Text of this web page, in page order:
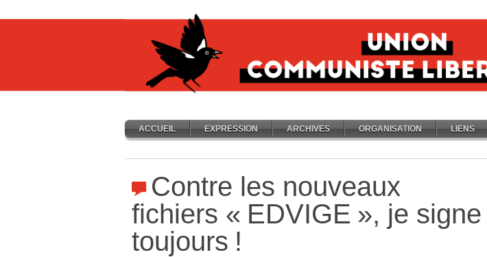
ACCUEIL EXPRESSION ARCHIVES ORGANISATION LIENS
Contre les nouveaux
fichiers « EDVIGE », je signe
toujours !